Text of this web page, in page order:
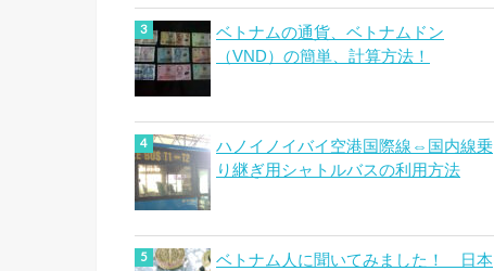
ベトナムの通貨、ベトナムドン
（VND）の簡単、計算方法！
ハノイノイバイ空港国際線⇔国内線乗
り継ぎ用シャトルバスの利用方法
ベトナム人に聞いてみました！ 日本